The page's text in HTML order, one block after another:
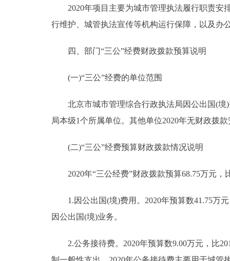
2020年项目主要为城市管理执法履行职责安排
行维护、城管执法宣传等机构运行保障，以及办
四、部门“三公”经费财政拨款预算说明
(一)“三公”经费的单位范围
北京市城市管理综合行政执法局因公出国(境)
局本级1个所属单位。其他单位2020年无财政拨
(二)“三公”经费预算财政拨款情况说明
2020年“三公经费”财政拨款预算68.75万元，
1.因公出国(境)费用。2020年预算数41.75万元
因公出国(境)业务。
2.公务接待费。2020年预算数9.00万元，比